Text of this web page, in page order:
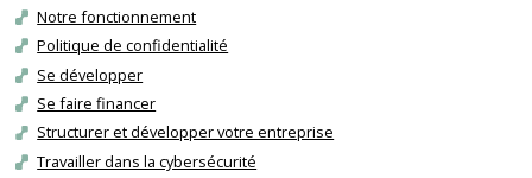
Notre fonctionnement
Politique de confidentialité
Se développer
Se faire financer
Structurer et développer votre entreprise
Travailler dans la cybersécurité